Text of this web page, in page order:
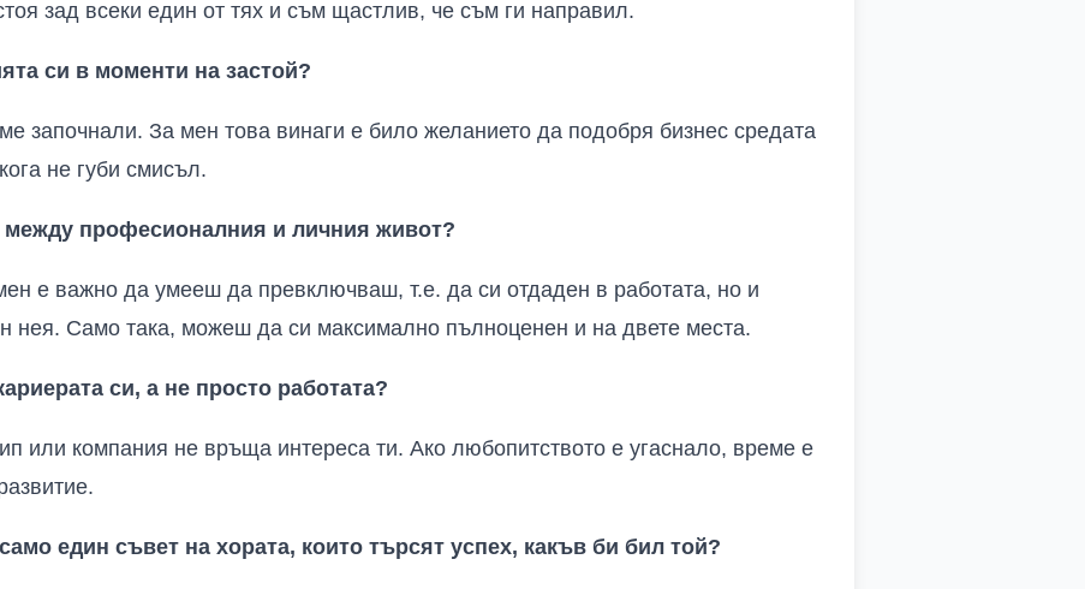
зад всеки един от тях и съм щастлив, че съм ги направил.
си в моменти на застой?
започнали. За мен това винаги е било желанието да подобря бизнес средата
не губи смисъл.
между професионалния и личния живот?
е важно да умееш да превключваш, т.е. да си отдаден в работата, но и
нея. Само така, можеш да си максимално пълноценен и на двете места.
си, а не просто работата?
или компания не връща интереса ти. Ако любопитството е угаснало, време е
един съвет на хората, които търсят успех, какъв би бил той?